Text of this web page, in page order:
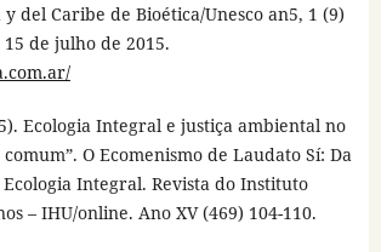
del Caribe de Bioética/Unesco an5, 1 (9)
15 de julho de 2015.
Ecologia Integral e justiça ambiental no
O Ecomenismo de Laudato Sí: Da
Ecologia Integral. Revista do Instituto
– IHU/online. Ano XV (469) 104-110.